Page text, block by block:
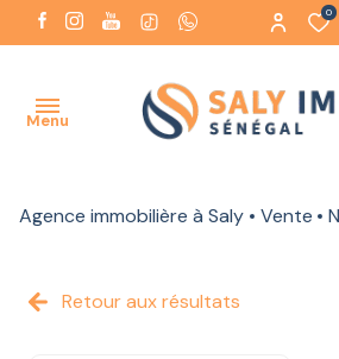
0
Menu
ACCUEIL
AGENCE
Agence immobilière à Saly Vente
Retour aux résultats